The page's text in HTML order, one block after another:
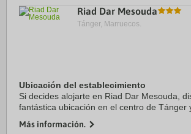
Riad Dar Mesouda
Tánger, Marruecos.
Ubicación del establecimiento
Si decides alojarte en Riad Dar Mesouda,
fantástica ubicación en el centro de Tánger
Iglesia de San Andrés. Además, este ...
Más información.